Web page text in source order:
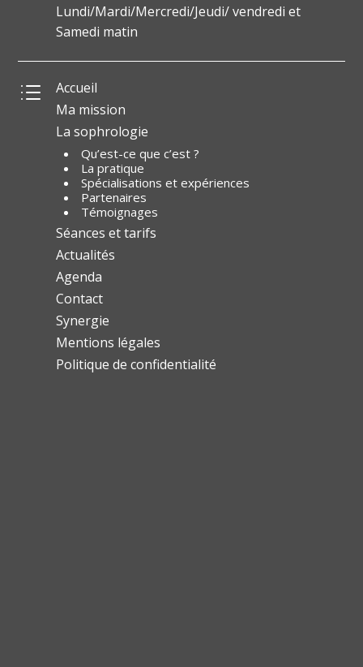
Lundi/Mardi/Mercredi/Jeudi/ vendredi et
Samedi matin
d
Accueil
Ma mission
La sophrologie
Qu’est-ce que c’est ?
La pratique
Spécialisations et expériences
Partenaires
Témoignages
Séances et tarifs
Actualités
Agenda
Contact
Synergie
Mentions légales
Politique de confidentialité